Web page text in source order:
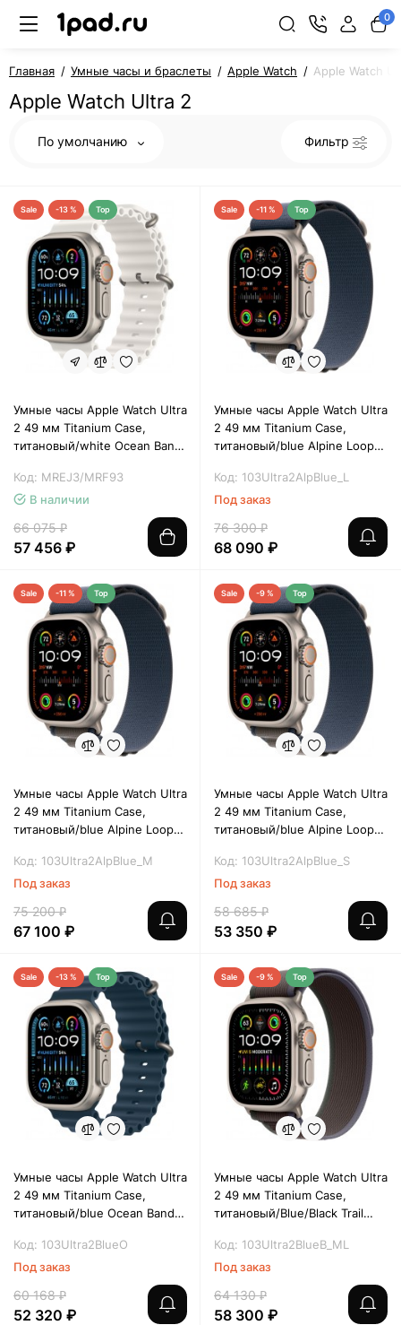
0
Главная Умные часы и браслеты Apple Watch Apple Watch
Apple Watch Ultra 2
По умолчанию Фильтр
Sale -13 % Top
Умные часы Apple Watch Ultra
2 49 мм Titanium Case,
титановый/white Ocean Band
Код: MREJ3/MRF93
В наличии
66 075 ₽
57 456 ₽
Sale -11 % Top
Умные часы Apple Watch Ultra
2 49 мм Titanium Case,
титановый/blue Alpine Loop
Код: 103Ultra2AlpBlue_L
Под заказ
76 300 ₽
68 090 ₽
Sale -11 % Top
Умные часы Apple Watch Ultra
2 49 мм Titanium Case,
титановый/blue Alpine Loop
Код: 103Ultra2AlpBlue_M
Под заказ
75 200 ₽
67 100 ₽
Sale -9 % Top
Умные часы Apple Watch Ultra
2 49 мм Titanium Case,
титановый/blue Alpine Loop
Код: 103Ultra2AlpBlue_S
Под заказ
58 685 ₽
53 350 ₽
Sale -13 % Top
Умные часы Apple Watch Ultra
2 49 мм Titanium Case,
титановый/blue Ocean Band
Код: 103Ultra2BlueO
Под заказ
60 168 ₽
52 320 ₽
Sale -9 % Top
Умные часы Apple Watch Ultra
2 49 мм Titanium Case,
титановый/Blue/Black Trail
Код: 103Ultra2BlueB_ML
Под заказ
64 130 ₽
58 300 ₽